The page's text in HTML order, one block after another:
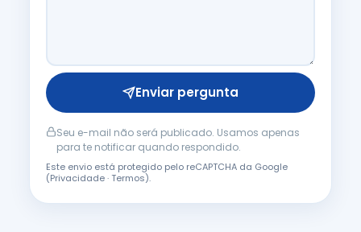
Enviar pergunta
Seu e-mail não será publicado. Usamos apenas
para te notificar quando respondido.
Este envio está protegido pelo reCAPTCHA da Google
(Privacidade·Termos).